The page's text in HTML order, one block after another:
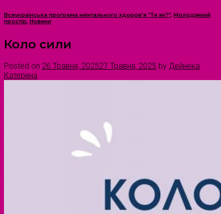
Всеукраїнська програма ментального здоров'я "Ти як?", Молодіжний
простір, Новини
Коло сили
Posted on 26 Травня, 202527 Травня, 2025 by Дейнека
Катерина